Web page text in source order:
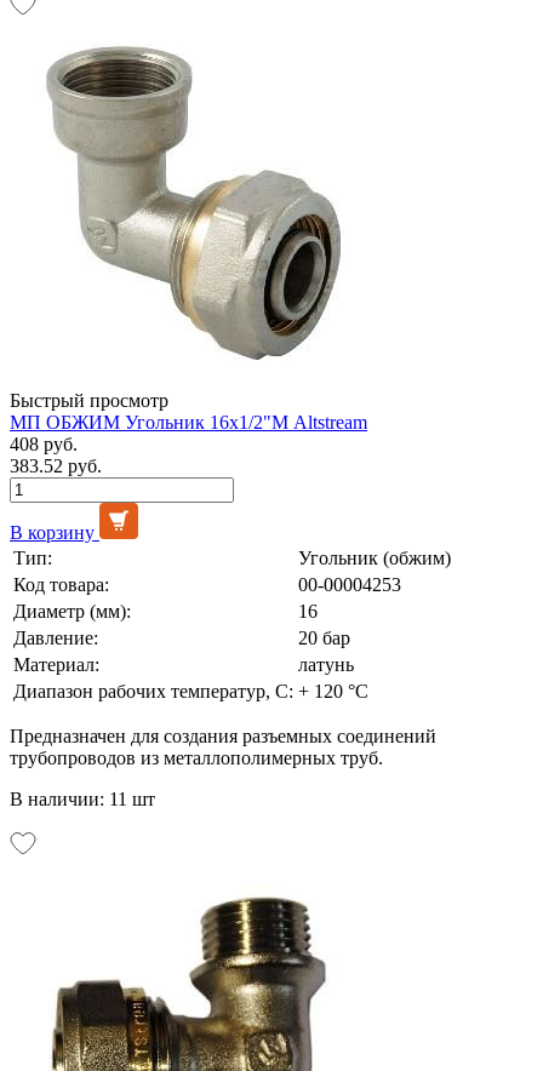
Быстрый просмотр
МП ОБЖИМ Угольник 16х1/2"М Altstream
408 руб.
383.52 руб.
В корзину
Тип:
Угольник (обжим)
Код товара:
00-00004253
Диаметр (мм):
16
Давление:
20 бар
Материал:
латунь
Диапазон рабочих температур, С: + 120 °С
Предназначен для создания разъемных соединений
трубопроводов из металлополимерных труб.
В наличии: 11 шт